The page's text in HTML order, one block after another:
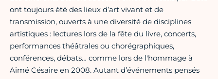
ont toujours été des lieux d’art vivant et de
transmission, ouverts à une diversité de disciplines
artistiques : lectures lors de la fête du livre, concerts,
performances théâtrales ou chorégraphiques,
conférences, débats… comme lors de l'hommage à
Aimé Césaire en 2008. Autant d’événements pensés